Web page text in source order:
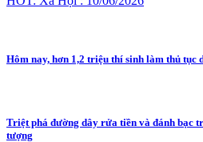
Hôm nay, hơn 1,2 triệu thí sinh làm thủ tục
Triệt phá đường dây rửa tiền và đánh bạc
tượng